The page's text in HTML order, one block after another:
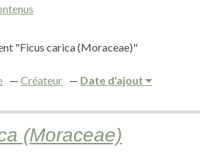
"Ficus carica (Moraceae)"
Créateur Date d'ajout
(Moraceae)